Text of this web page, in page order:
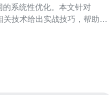
系统性优化。本文针对
技术给出实战技巧，帮助企
并发、带宽峰值、地域分布